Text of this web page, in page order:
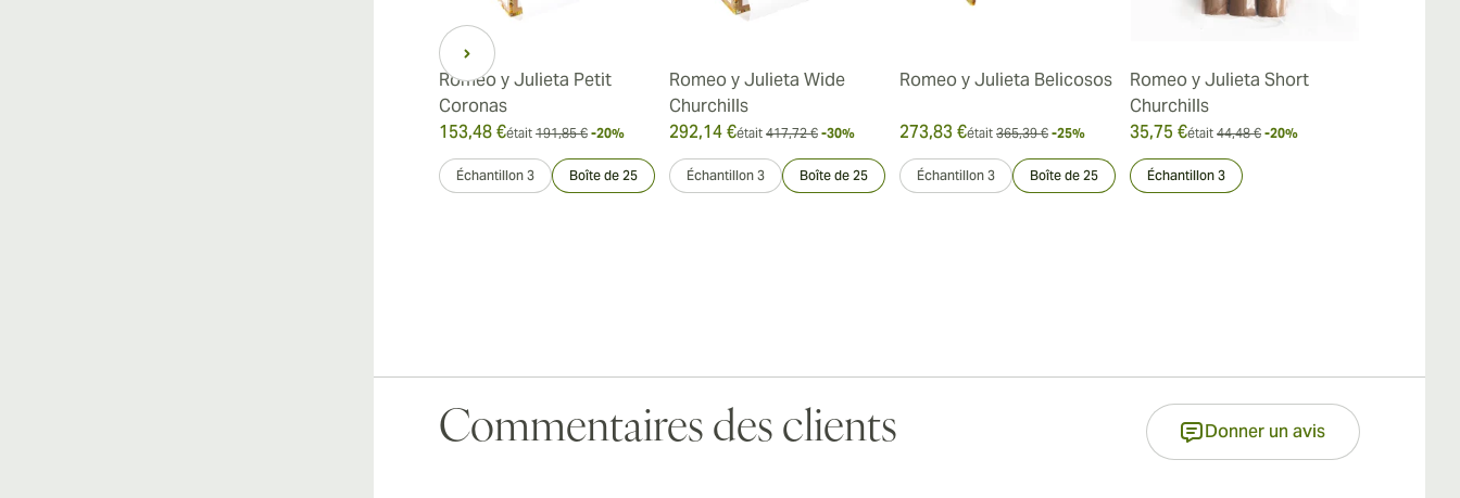
Romeo y Julieta Petit
Coronas
153,48 €était 191,85 € -20%
Échantillon 3 Boîte de 25
Romeo y Julieta Wide
Churchills
292,14 €était 417,72 € -30%
Échantillon 3 Boîte de 25
Romeo y Julieta Belicosos
273,83 €était 365,39 € -25%
Échantillon 3 Boîte de 25
Romeo y Julieta Short
Churchills
35,75 €était 44,48 € -20%
Échantillon 3
Commentaires des clients Donner un avis